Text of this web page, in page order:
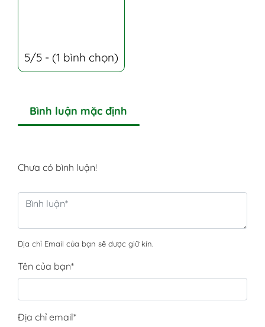
5/5 - (1 bình chọn)
Bình luận mặc định
Chưa có bình luận!
Địa chỉ Email của bạn sẽ được giữ kín.
Tên của bạn*
Địa chỉ email*